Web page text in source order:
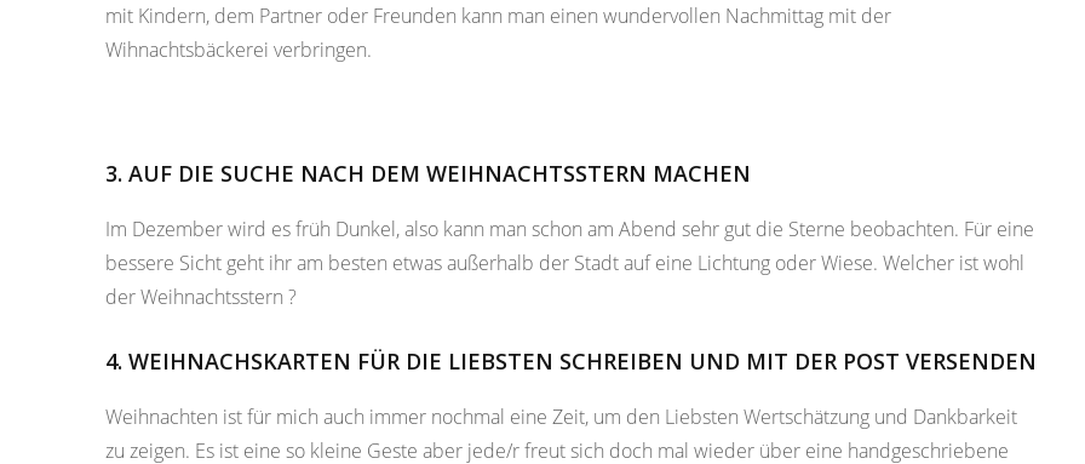
mit Kindern, dem Partner oder Freunden kann man einen wundervollen Nachmittag mit der
Wihnachtsbäckerei verbringen.
3. AUF DIE SUCHE NACH DEM WEIHNACHTSSTERN MACHEN
Im Dezember wird es früh Dunkel, also kann man schon am Abend sehr gut die Sterne beobachten. Für eine
bessere Sicht geht ihr am besten etwas außerhalb der Stadt auf eine Lichtung oder Wiese. Welcher ist wohl
der Weihnachtsstern ?
4. WEIHNACHSKARTEN FÜR DIE LIEBSTEN SCHREIBEN UND MIT DER POST VERSENDEN
Weihnachten ist für mich auch immer nochmal eine Zeit, um den Liebsten Wertschätzung und Dankbarkeit
zu zeigen. Es ist eine so kleine Geste aber jede/r freut sich doch mal wieder über eine handgeschriebene